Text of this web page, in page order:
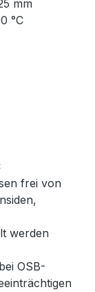
mm
°C
frei von
werden
OSB-